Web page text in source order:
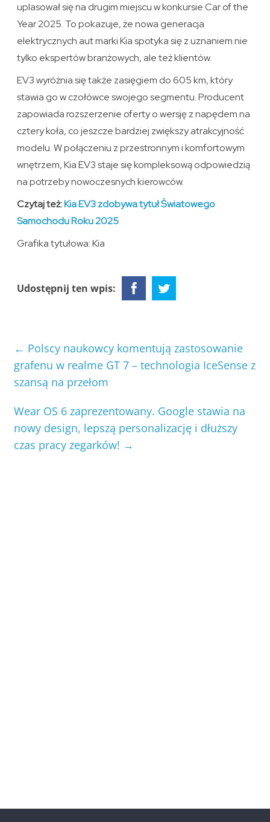
uplasował się na drugim miejscu w konkursie Car of the
Year 2025. To pokazuje, że nowa generacja
elektrycznych aut marki Kia spotyka się z uznaniem nie
tylko ekspertów branżowych, ale też klientów.
EV3 wyróżnia się także zasięgiem do 605 km, który
stawia go w czołówce swojego segmentu. Producent
zapowiada rozszerzenie oferty o wersję z napędem na
cztery koła, co jeszcze bardziej zwiększy atrakcyjność
modelu. W połączeniu z przestronnym i komfortowym
wnętrzem, Kia EV3 staje się kompleksową odpowiedzią
na potrzeby nowoczesnych kierowców.
Czytaj też:Kia EV3 zdobywa tytuł Światowego
Samochodu Roku 2025
Grafika tytułowa: Kia
Udostępnij ten wpis:
← Polscy naukowcy komentują zastosowanie
grafenu w realme GT 7 – technologia IceSense z
szansą na przełom
Wear OS 6 zaprezentowany. Google stawia na
nowy design, lepszą personalizację i dłuższy
czas pracy zegarków! →